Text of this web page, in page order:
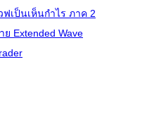
ฟเป็นเห็นกำไร ภาค 2
Extended Wave